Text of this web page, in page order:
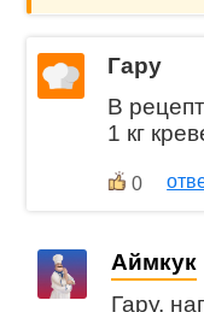
Гару
В
1 кг
0
Аймкук
Гару,